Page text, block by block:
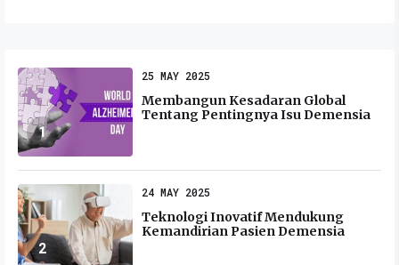
1
25 MAY 2025
Membangun Kesadaran Global
Tentang Pentingnya Isu Demensia
2
24 MAY 2025
Teknologi Inovatif Mendukung
Kemandirian Pasien Demensia